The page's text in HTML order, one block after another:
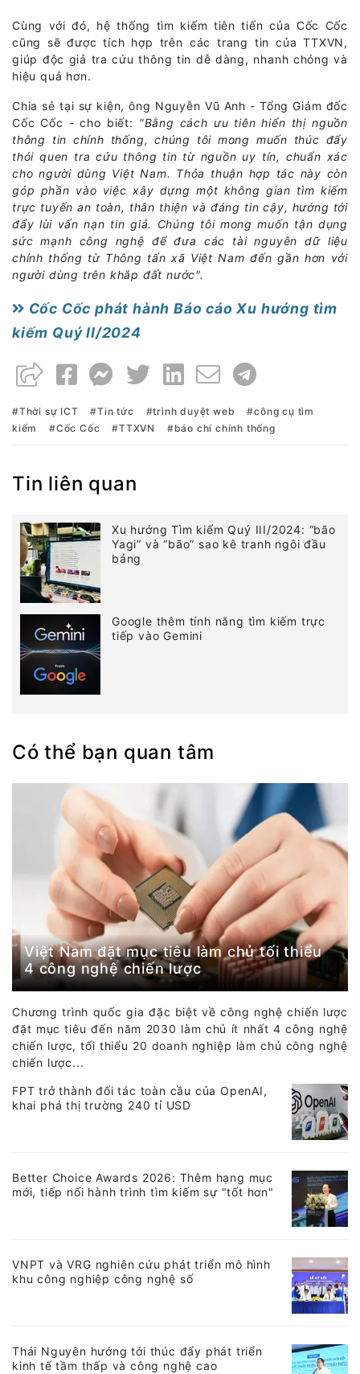
Cùng với đó, hệ thống tìm kiếm tiên tiến của Cốc Cốc
cũng sẽ được tích hợp trên các trang tin của TTXVN,
giúp độc giả tra cứu thông tin dễ dàng, nhanh chóng và
hiệu quả hơn.
Chia sẻ tại sự kiện, ông Nguyễn Vũ Anh - Tổng Giám đốc
Cốc Cốc - cho biết: "Bằng cách ưu tiên hiển thị nguồn
thông tin chính thống, chúng tôi mong muốn thúc đẩy
thói quen tra cứu thông tin từ nguồn uy tín, chuẩn xác
cho người dùng Việt Nam. Thỏa thuận hợp tác này còn
góp phần vào việc xây dựng một không gian tìm kiếm
trực tuyến an toàn, thân thiện và đáng tin cậy, hướng tới
đẩy lùi vấn nạn tin giả. Chúng tôi mong muốn tận dụng
sức mạnh công nghệ để đưa các tài nguyên dữ liệu
chính thống từ Thông tấn xã Việt Nam đến gần hơn với
người dùng trên khắp đất nước".
Cốc Cốc phát hành Báo cáo Xu hướng tìm
kiếm Quý II/2024
Thời sự ICT Tin tức trình duyệt web
công cụ tìm
kiếm
Cốc Cốc TTXVN báo chí chính thống
Tin liên quan
Xu hướng Tìm kiếm Quý III/2024: “bão
Yagi” và “bão” sao kê tranh ngôi đầu
bảng
Google thêm tính năng tìm kiếm trực
tiếp vào Gemini
Có thể bạn quan tâm
Việt Nam đặt mục tiêu làm chủ tối thiểu
4 công nghệ chiến lược
Chương trình quốc gia đặc biệt về công nghệ chiến lược
đặt mục tiêu đến năm 2030 làm chủ ít nhất 4 công nghệ
chiến lược, tối thiểu 20 doanh nghiệp làm chủ công nghệ
chiến lược...
FPT trở thành đối tác toàn cầu của OpenAI,
khai phá thị trường 240 tỉ USD
Better Choice Awards 2026: Thêm hạng mục
mới, tiếp nối hành trình tìm kiếm sự "tốt hơn"
VNPT và VRG nghiên cứu phát triển mô hình
khu công nghiệp công nghệ số
Thái Nguyên hướng tới thúc đẩy phát triển
kinh tế tầm thấp và công nghệ cao